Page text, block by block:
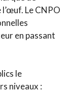
Le CNPO
en passant
le
niveaux :